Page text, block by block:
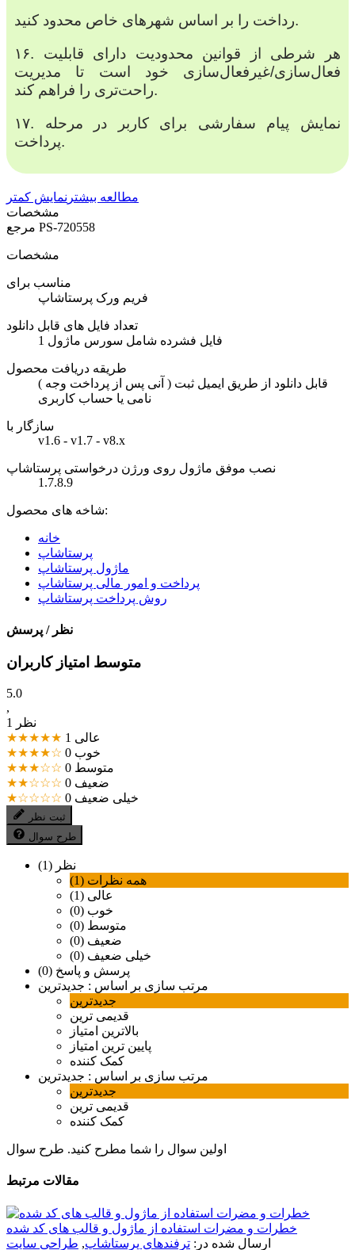
رداخت را بر اساس شهرهای خاص محدود کنید.
۱۶. هر شرطی از قوانین محدودیت دارای قابلیت
فعال‌سازی/غیرفعال‌سازی خود است تا مدیریت
راحت‌تری را فراهم کند.
۱۷. نمایش پیام سفارشی برای کاربر در مرحله
پرداخت.
مطالعه بیشتر نمایش کمتر
مشخصات
PS-720558
مشخصات
مناسب برای
فریم ورک پرستاشاپ
تعداد فایل های قابل دانلود
1 فایل فشرده شامل سورس ماژول
طریقه دریافت محصول
( آنی پس از پرداخت وجه ) قابل دانلود از طریق ایمیل ثبت
نامی یا حساب کاربری
سازگار با
v1.6 - v1.7 - v8.x
نصب موفق ماژول روی ورژن درخواستی پرستاشاپ
1.7.8.9
شاخه های محصول:
خانه
پرستاشاپ
ماژول پرستاشاپ
پرداخت و امور مالی پرستاشاپ
روش پرداخت پرستاشاپ
نظر / پرسش
متوسط امتیاز کاربران
5.0
,
1 نظر
★★★★★
عالی 1
★★★★☆
خوب 0
★★★☆☆
متوسط 0
★★☆☆☆
ضعیف 0
★☆☆☆☆
خیلی ضعیف 0
ثبت نظر
طرح سوال
نظر (1)
همه نظرات (1)
عالی (1)
خوب (0)
متوسط (0)
ضعیف (0)
خیلی ضعیف (0)
پرسش و پاسخ (0)
مرتب سازی بر اساس : جدیدترین
جدیدترین
قدیمی ترین
بالاترین امتیاز
پایین ترین امتیاز
کمک کننده
مرتب سازی بر اساس : جدیدترین
جدیدترین
قدیمی ترین
کمک کننده
اولین سوال را شما مطرح کنید. طرح سوال
مقالات مرتبط
خطرات و مضرات استفاده از ماژول و قالب های کد شده
ارسال شده در: ترفندهای پرستاشاپ, طراحی سایت